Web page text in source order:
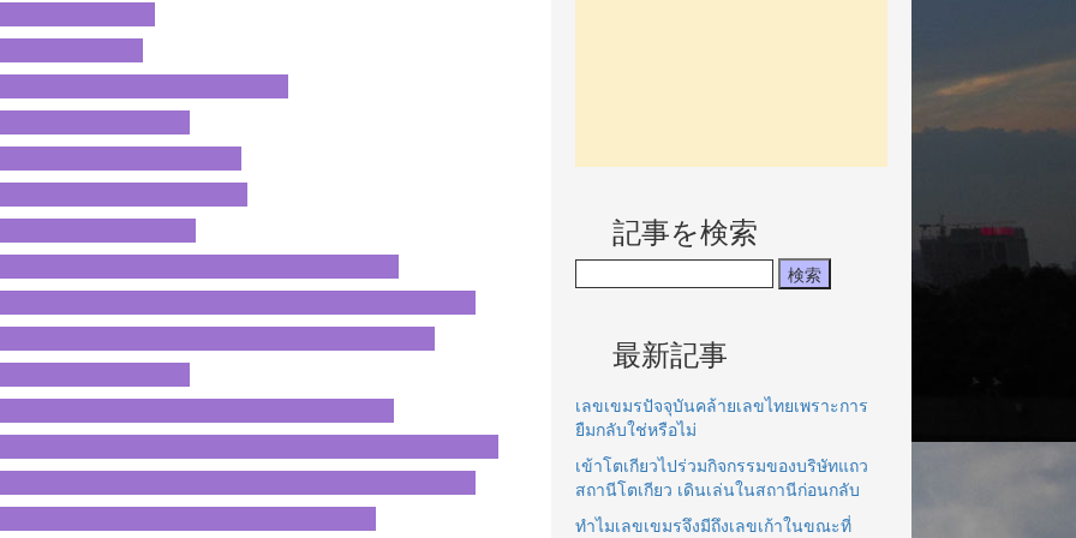
記事を検索
最新記事
เลขเขมรปัจจุบันคล้ายเลขไทยเพราะการ
ยืมกลับใช่หรือไม่
เข้าโตเกียวไปร่วมกิจกรรมของบริษัทแถว
สถานีโตเกียว เดินเล่นในสถานีก่อนกลับ
ทำไมเลขเขมรจึงมีถึงเลขเก้าในขณะที่